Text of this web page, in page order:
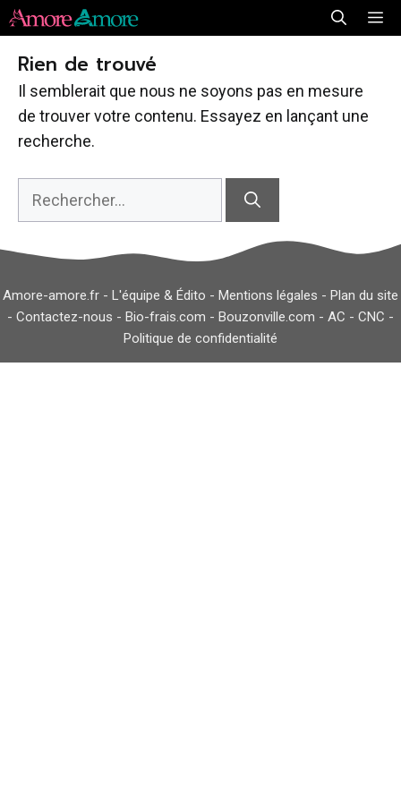
Aller
au
contenu
Rien de trouvé
Il semblerait que nous ne soyons pas en mesure
de trouver votre contenu. Essayez en lançant une
recherche.
Rechercher :
Amore-amore.fr - L'équipe & Édito - Mentions légales - Plan du site
- Contactez-nous - Bio-frais.com - Bouzonville.com - AC - CNC -
Politique de confidentialité